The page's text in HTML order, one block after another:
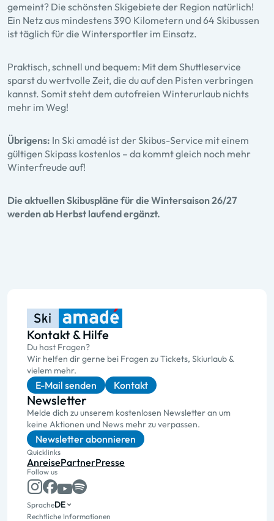
gemeint? Die schönsten Skigebiete der Region natürlich!
Ein Netz aus mindestens 390 Kilometern und 64 Skibussen
ist täglich für die Wintersportler im Einsatz.
Praktisch, schnell und bequem: Mit dem Shuttleservice
sparst du wertvolle Zeit, die du auf den Pisten verbringen
kannst. Somit steht dem autofreien Winterurlaub nichts
mehr im Weg!
Übrigens: In Ski amadé ist der Skibus-Service mit einem
gültigen Skipass kostenlos – da kommt gleich noch mehr
Winterfreude auf!
Die aktuellen Skibuspläne für die Wintersaison 26/27
werden ab Herbst laufend ergänzt.
Kontakt & Hilfe
Du hast Fragen?
Wir helfen dir gerne bei Fragen zu Tickets, Skiurlaub &
vielem mehr.
E-Mail senden Kontakt
Newsletter
Melde dich zu unserem kostenlosen Newsletter an um
keine Aktionen und News mehr zu verpassen.
Newsletter abonnieren
Quicklinks
AnreisePartnerPresse
Follow us
SpracheDE
Rechtliche Informationen